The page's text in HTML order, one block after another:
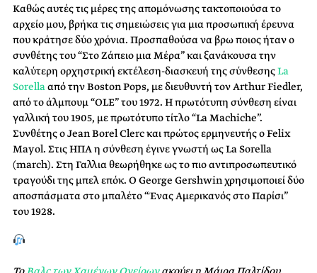
Καθώς αυτές τις μέρες της απομόνωσης τακτοποιούσα το
αρχείο μου, βρήκα τις σημειώσεις για μια προσωπική έρευνα
που κράτησε δύο χρόνια. Προσπαθούσα να βρω ποιος ήταν ο
συνθέτης του “Στο Ζάπειο μια Μέρα” και ξανάκουσα την
καλύτερη ορχηστρική εκτέλεση-διασκευή της σύνθεσηςLa
Sorellaαπό την Boston Pops, με διευθυντή τον Arthur Fiedler,
από το άλμπουμ “ΟLΕ” του 1972. H πρωτότυπη σύνθεση είναι
γαλλική του 1905, με πρωτότυπο τίτλο “La Machiche”.
Συνθέτης ο Jean Borel Clerc και πρώτος ερμηνευτής ο Felix
Mayol. Στις ΗΠΑ η σύνθεση έγινε γνωστή ως La Sorella
(march). Στη Γαλλια θεωρήθηκε ως το πιο αντιπροσωπευτικό
τραγούδι της μπελ επόκ. Ο George Gershwin χρησιμοποιεί δύο
αποσπάσματα στο μπαλέτο “Ένας Αμερικανός στο Παρίσι”
του 1928.